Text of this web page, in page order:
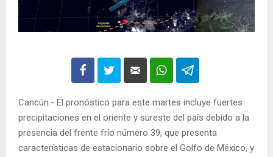
Cancún.- El pronóstico para este martes incluye fuertes
precipitaciones en el oriente y sureste del país debido a la
presencia del frente frío número 39, que presenta
características de estacionario sobre el Golfo de México, y